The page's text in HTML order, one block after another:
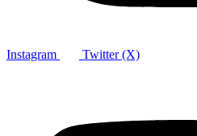
Instagram Twitter (X)